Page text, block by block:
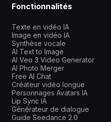
Fonctionnalités
Texte en vidéo IA
Image en vidéo IA
Synthèse vocale
AI Text to Image
AI Veo 3 Video Generator
AI Photo Merger
Free AI Chat
Créateur vidéo longue
Personnages Avatars IA
Lip Sync IA
Générateur de dialogue
Guide Seedance 2.0